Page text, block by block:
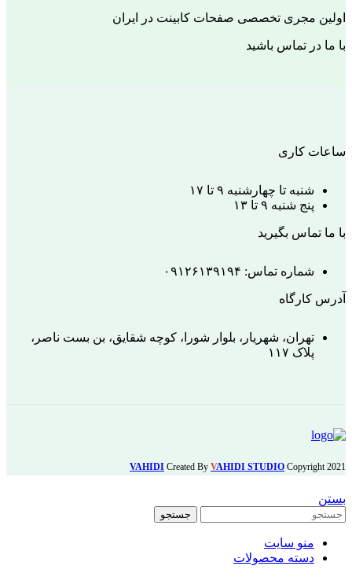
اولین مجری تخصصی صفحات کابینت در ایران
با ما در تماس باشید
ساعات کاری
شنبه تا چهارشنبه ۹ تا ۱۷
پنج شنبه ۹ تا ۱۳
با ما تماس بگیرید
شماره تماس: ۰۹۱۲۶۱۳۹۱۹۴
آدرس کارگاه
تهران، شهریار، بلوار شورا، کوچه شقایق، بن بست ناصر،
پلاک ۱۱۷
VAHIDI Created By VAHIDI STUDIO Copyright 2021
بستن
جستجو
منو سایت
دسته محصولات